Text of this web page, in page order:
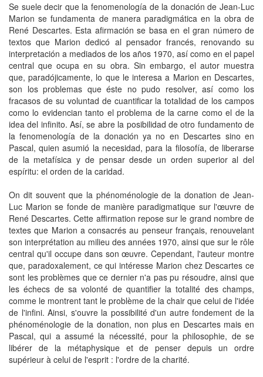
Se suele decir que la fenomenología de la donación de Jean-Luc
Marion se fundamenta de manera paradigmática en la obra de
René Descartes. Esta afirmación se basa en el gran número de
textos que Marion dedicó al pensador francés, renovando su
interpretación a mediados de los años 1970, así como en el papel
central que ocupa en su obra. Sin embargo, el autor muestra
que, paradójicamente, lo que le interesa a Marion en Descartes,
son los problemas que éste no pudo resolver, así como los
fracasos de su voluntad de cuantificar la totalidad de los campos
como lo evidencian tanto el problema de la carne como el de la
idea del infinito. Así, se abre la posibilidad de otro fundamento de
la fenomenología de la donación ya no en Descartes sino en
Pascal, quien asumió la necesidad, para la filosofía, de liberarse
de la metafísica y de pensar desde un orden superior al del
espíritu: el orden de la caridad.
On dit souvent que la phénoménologie de la donation de Jean-
Luc Marion se fonde de manière paradigmatique sur l'œuvre de
René Descartes. Cette affirmation repose sur le grand nombre de
textes que Marion a consacrés au penseur français, renouvelant
son interprétation au milieu des années 1970, ainsi que sur le rôle
central qu'il occupe dans son œuvre. Cependant, l'auteur montre
que, paradoxalement, ce qui intéresse Marion chez Descartes ce
sont les problèmes que ce dernier n'a pas pu résoudre, ainsi que
les échecs de sa volonté de quantifier la totalité des champs,
comme le montrent tant le problème de la chair que celui de l'idée
de l'infini. Ainsi, s'ouvre la possibilité d'un autre fondement de la
phénoménologie de la donation, non plus en Descartes mais en
Pascal, qui a assumé la nécessité, pour la philosophie, de se
libérer de la métaphysique et de penser depuis un ordre
supérieur à celui de l'esprit : l'ordre de la charité.